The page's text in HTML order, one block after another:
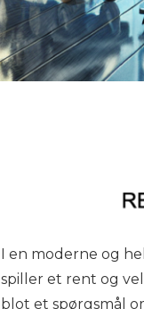
I en moderne og
spiller et rent og
blot et spørgsmål